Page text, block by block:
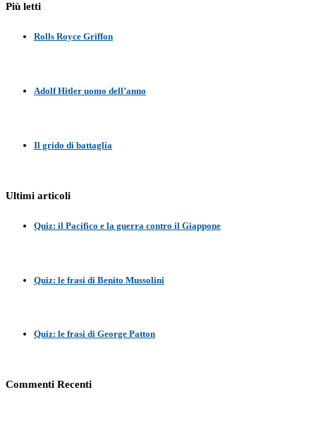
Più letti
Rolls Royce Griffon
Adolf Hitler uomo dell’anno
Il grido di battaglia
Ultimi articoli
Quiz: il Pacifico e la guerra contro il Giappone
Quiz: le frasi di Benito Mussolini
Quiz: le frasi di George Patton
Commenti Recenti